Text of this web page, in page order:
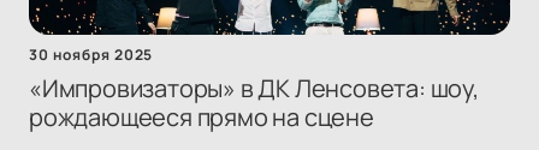
30 ноября 2025
«Импровизаторы» в ДК Ленсовета: шоу,
рождающееся прямо на сцене